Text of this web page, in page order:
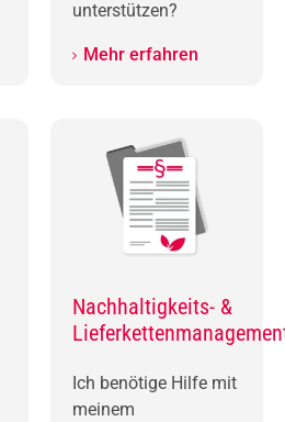
unterstützen?
Mehr erfahren
Nachhaltigkeits- &
Ich benötige Hilfe mit
meinem